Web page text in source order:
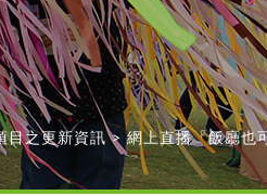
目之更新資訊 > 網上直播「飯廳也